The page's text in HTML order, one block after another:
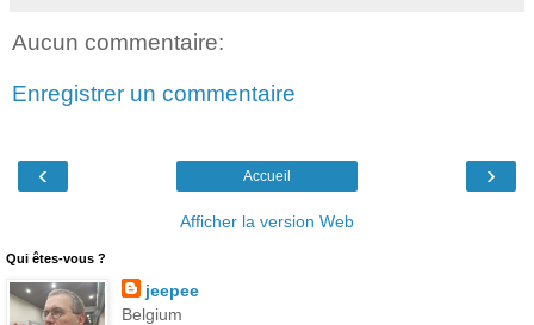
Aucun commentaire:
Enregistrer un commentaire
‹ ›
Accueil
Afficher la version Web
Qui êtes-vous ?
jeepee
Belgium